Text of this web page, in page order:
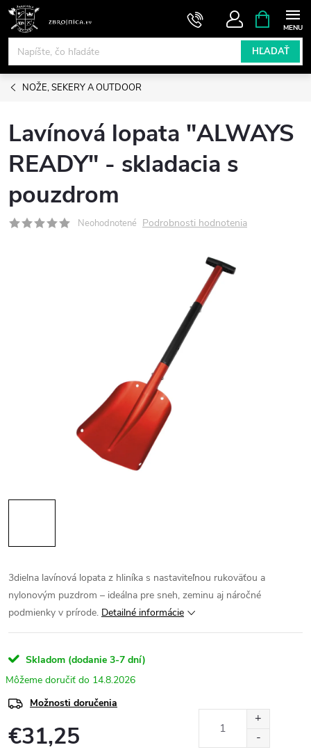
Prejsť
obsah
HĽADAŤ
KOŠÍK
NOŽE, SEKERY A OUTDOOR
Lavínová lopata "ALWAYS
READY" - skladacia s
pouzdrom
Neohodnotené Podrobnosti hodnotenia
3dielna lavínová lopata z hliníka s nastaviteľnou rukoväťou a
nylonovým puzdrom – ideálna pre sneh, zeminu aj náročné
podmienky v prírode. Detailné informácie
Skladom (dodanie 3-7 dní)
14.8.2026
Možnosti doručenia
€31,25